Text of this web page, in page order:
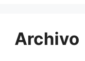
Archivo